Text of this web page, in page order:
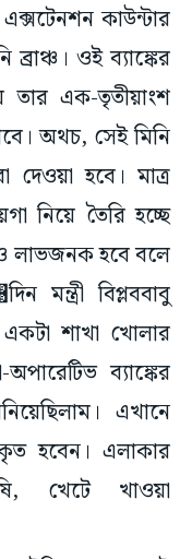
কাউন্টার
ওই ব্যাঙ্কের
তার এক-তৃতীয়াংশ
অথচ, সেই মিনি
দেওয়া হবে। মাত্র
নিয়ে তৈরি হচ্ছে
লাভজনক হবে বলে
মন্ত্রী বিপ্লববাবু
একটা শাখা খোলার
ব্যাঙ্কের
এখানে
হবেন। এলাকার
খেটে খাওয়া